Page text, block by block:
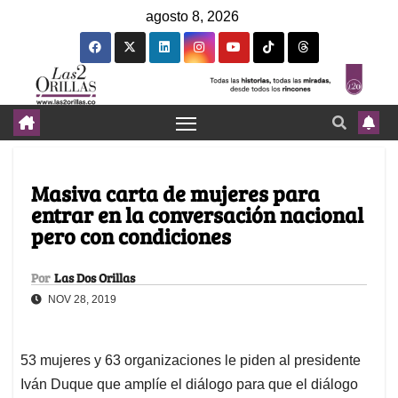
agosto 8, 2026
Masiva carta de mujeres para
entrar en la conversación nacional
pero con condiciones
Por Las Dos Orillas
NOV 28, 2019
53 mujeres y 63 organizaciones le piden al presidente
Iván Duque que amplíe el diálogo para que el diálogo